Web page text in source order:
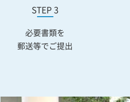
STEP 3
必要書類を
郵送等でご提出